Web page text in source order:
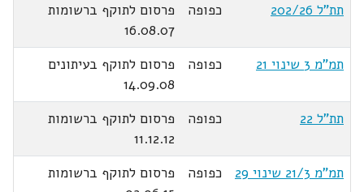
תת"ל 202/26
כפופה
פרסום לתוקף ברשומות
16.08.07
תמ"מ 3 שינוי 21
כפופה
פרסום לתוקף בעיתונים
14.09.08
תת"ל 22
כפופה
פרסום לתוקף ברשומות
11.12.12
תמ"מ 21/3 שינוי 29
כפופה
פרסום לתוקף ברשומות